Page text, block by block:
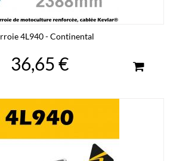
4L940 - Continental
36,65 €